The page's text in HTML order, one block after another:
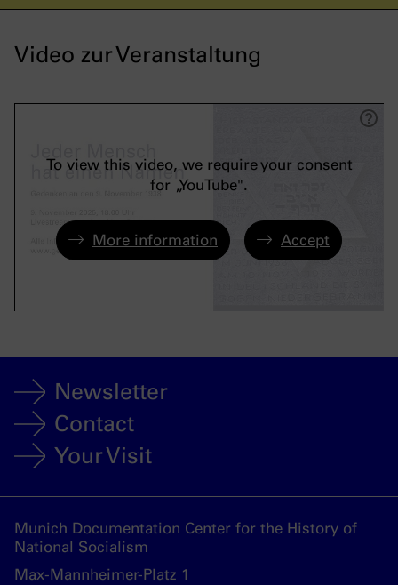
Video zur Veranstaltung
To view this video, we require your consent
for „YouTube".
More information Accept
Newsletter
Contact
Your Visit
Munich Documentation Center for the History of
National Socialism
Max-Mannheimer-Platz 1